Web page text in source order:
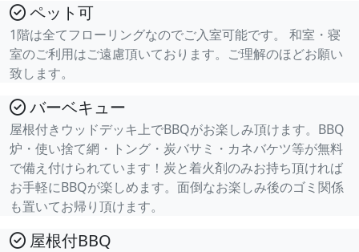
ペット可
1階は全てフローリングなのでご入室可能です。 和室・寝
室のご利用はご遠慮頂いております。ご理解のほどお願い
致します。
バーベキュー
屋根付きウッドデッキ上でBBQがお楽しみ頂けます。BBQ
炉・使い捨て網・トング・炭バサミ・カネバケツ等が無料
で備え付けられています！炭と着火剤のみお持ち頂ければ
お手軽にBBQが楽しめます。面倒なお楽しみ後のゴミ関係
も置いてお帰り頂けます。
屋根付BBQ